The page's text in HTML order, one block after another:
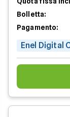
Bolletta:
Pagamento:
Enel Digital